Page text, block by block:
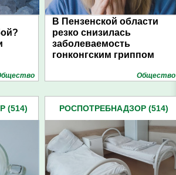
В Пензенской области
резко снизилась
заболеваемость
гонконгским гриппом
Общество
(514) РОСПОТРЕБНАДЗОР (514)